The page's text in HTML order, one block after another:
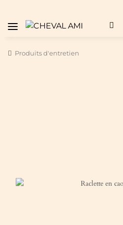
Produits d'entretien